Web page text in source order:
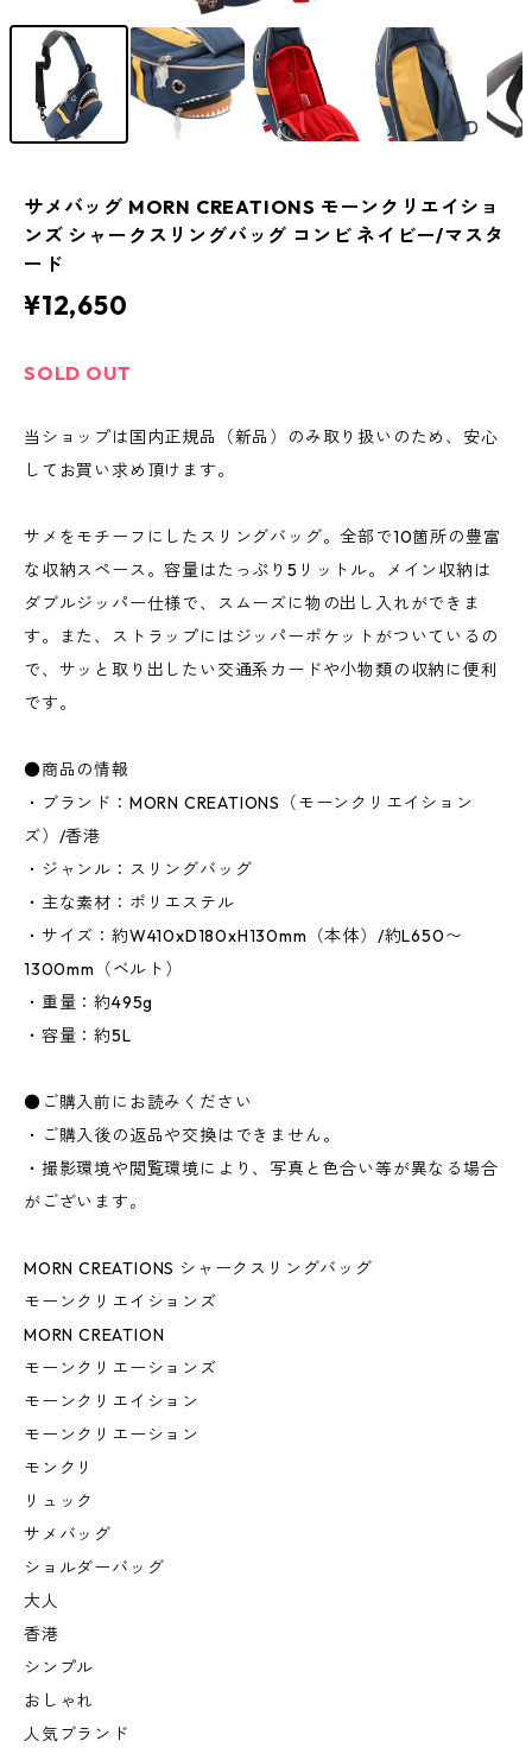
サメバッグ MORN CREATIONS モーンクリエイショ
ンズ シャークスリングバッグ コンビ ネイビー/マスタ
ード
¥12,650
SOLD OUT
当ショップは国内正規品（新品）のみ取り扱いのため、安心
してお買い求め頂けます。
サメをモチーフにしたスリングバッグ。全部で10箇所の豊富
な収納スペース。容量はたっぷり5リットル。メイン収納は
ダブルジッパー仕様で、スムーズに物の出し入れができま
す。また、ストラップにはジッパーポケットがついているの
で、サッと取り出したい交通系カードや小物類の収納に便利
です。
●商品の情報
・ブランド：MORN CREATIONS（モーンクリエイション
ズ）/香港
・ジャンル：スリングバッグ
・主な素材：ポリエステル
・サイズ：約W410xD180xH130mm（本体）/約L650〜
1300mm（ベルト）
・重量：約495g
・容量：約5L
●ご購入前にお読みください
・ご購入後の返品や交換はできません。
・撮影環境や閲覧環境により、写真と色合い等が異なる場合
がございます。
MORN CREATIONS シャークスリングバッグ
モーンクリエイションズ
MORN CREATION
モーンクリエーションズ
モーンクリエイション
モーンクリエーション
モンクリ
リュック
サメバッグ
ショルダーバッグ
大人
香港
シンプル
おしゃれ
人気ブランド